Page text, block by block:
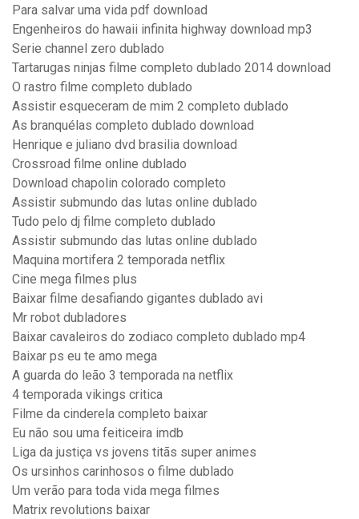
Para salvar uma vida pdf download
Engenheiros do hawaii infinita highway download mp3
Serie channel zero dublado
Tartarugas ninjas filme completo dublado 2014 download
O rastro filme completo dublado
Assistir esqueceram de mim 2 completo dublado
As branquélas completo dublado download
Henrique e juliano dvd brasilia download
Crossroad filme online dublado
Download chapolin colorado completo
Assistir submundo das lutas online dublado
Tudo pelo dj filme completo dublado
Assistir submundo das lutas online dublado
Maquina mortifera 2 temporada netflix
Cine mega filmes plus
Baixar filme desafiando gigantes dublado avi
Mr robot dubladores
Baixar cavaleiros do zodiaco completo dublado mp4
Baixar ps eu te amo mega
A guarda do leão 3 temporada na netflix
4 temporada vikings critica
Filme da cinderela completo baixar
Eu não sou uma feiticeira imdb
Liga da justiça vs jovens titãs super animes
Os ursinhos carinhosos o filme dublado
Um verão para toda vida mega filmes
Matrix revolutions baixar